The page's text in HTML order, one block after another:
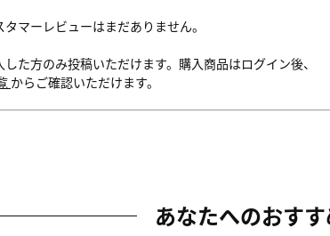
マーレビューはまだありません。
た方のみ投稿いただけます。購入商品はログイン後、
からご確認いただけます。
あなたへのおす